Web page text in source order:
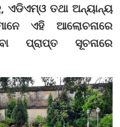
ଏଡିଏମ୍‌ଓ ତଥା ଅନ୍ୟାନ୍ୟ
ଏହି ଆଲୋଚନାରେ
ପ୍ରାପ୍ତ ସୂଚନାରେ